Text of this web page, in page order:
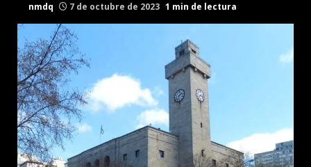
nmdq 7 de octubre de 2023 1 min de lectura